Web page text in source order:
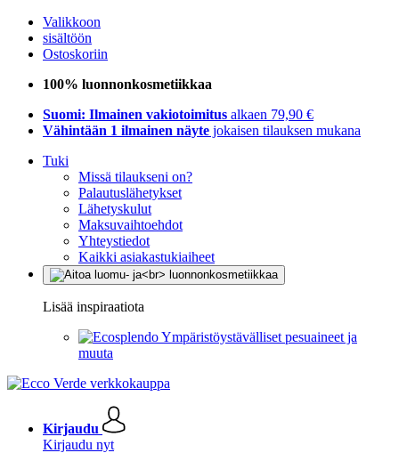
Valikkoon
sisältöön
Ostoskoriin
100% luonnonkosmetiikkaa
Suomi: Ilmainen vakiotoimitus alkaen 79,90 €
Vähintään 1 ilmainen näyte jokaisen tilauksen mukana
Tuki
Missä tilaukseni on?
Palautuslähetykset
Lähetyskulut
Maksuvaihtoehdot
Yhteystiedot
Kaikki asiakastukiaiheet
Lisää inspiraatiota
Ympäristöystävälliset pesuaineet ja
muuta
Kirjaudu
Kirjaudu nyt